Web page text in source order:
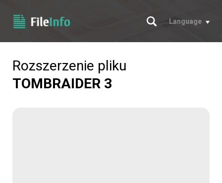
Szukaj
Language
Rozszerzenie pliku
TOMBRAIDER 3